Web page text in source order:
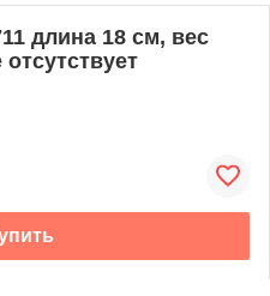
длина 18 см, вес